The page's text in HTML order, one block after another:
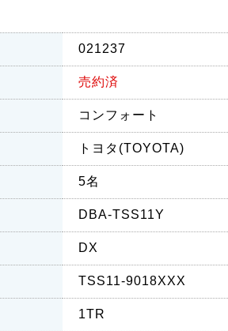
021237
売約済
コンフォート
トヨタ(TOYOTA)
5名
DBA-TSS11Y
DX
TSS11-9018XXX
1TR